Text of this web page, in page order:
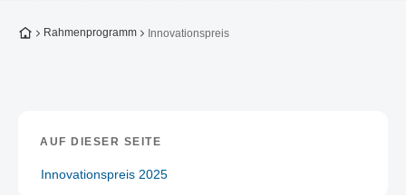
Zur Startseite
Rahmenprogramm Innovationspreis
AUF DIESER SEITE
Innovationspreis 2025